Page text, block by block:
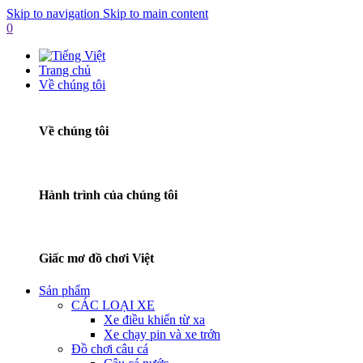
Skip to navigation Skip to main content
0
Trang chủ
Về chúng tôi
Về chúng tôi
Hành trình của chúng tôi
Giấc mơ đồ chơi Việt
Sản phẩm
CÁC LOẠI XE
Xe điều khiển từ xa
Xe chạy pin và xe trớn
Đồ chơi câu cá